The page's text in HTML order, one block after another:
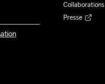
Collaborations
Presse